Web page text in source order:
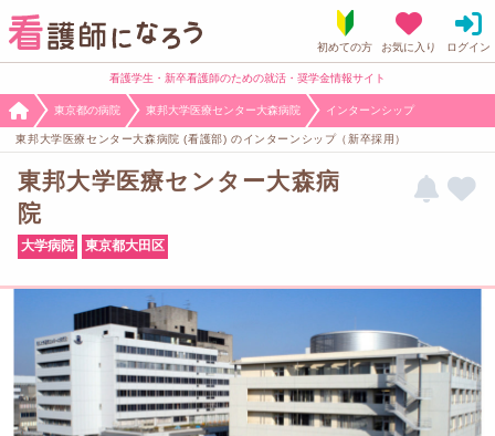
看護学生・新卒看護師のための就活・奨学金情報サイト
東京都の病院 東邦大学医療センター大森病院 インターンシップ
東邦大学医療センター大森病院 (看護部) のインターンシップ（新卒採用）
東邦大学医療センター大森病
院
大学病院 東京都大田区